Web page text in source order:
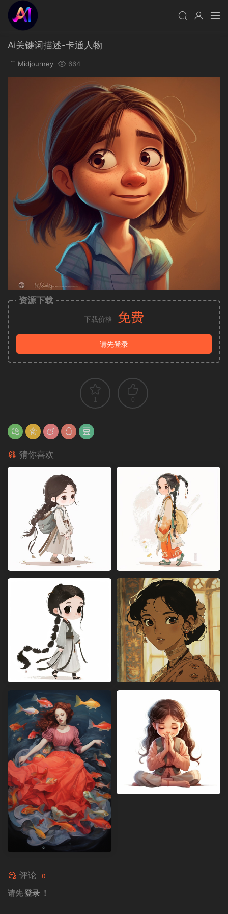
Ai关键词描述-卡通人物
Midjourney 664
资源下载
下载价格 免费
请先登录
1 0
猜你喜欢
评论 0
请先登录 ！